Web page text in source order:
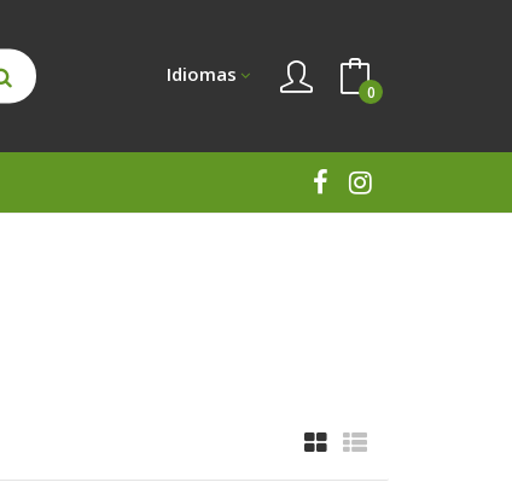
Idiomas
0